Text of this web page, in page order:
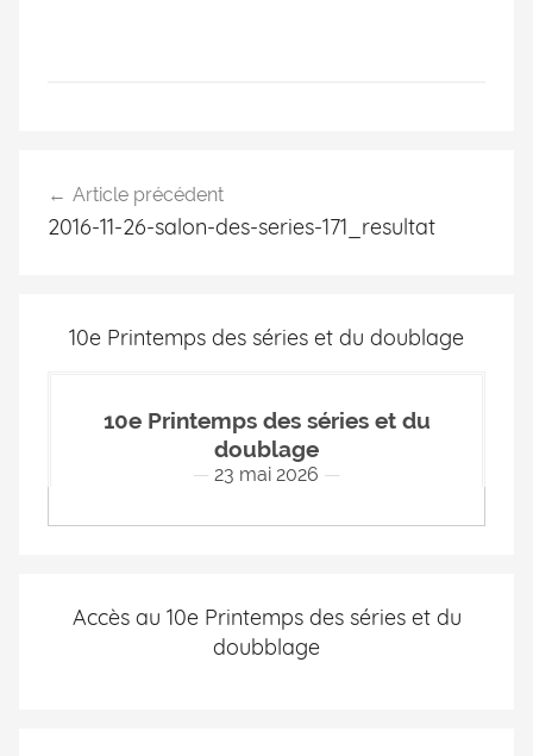
Article précédent
2016-11-26-salon-des-series-171_resultat
10e Printemps des séries et du doublage
10e Printemps des séries et du
doublage
23 mai 2026
Accès au 10e Printemps des séries et du
doubblage